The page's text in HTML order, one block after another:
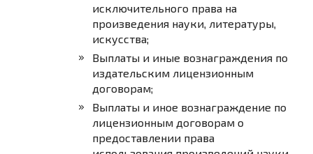
исключительного права на
произведения науки, литературы,
искусства;
Выплаты и иные вознаграждения по
издательским лицензионным
договорам;
Выплаты и иное вознаграждение по
лицензионным договорам о
предоставлении права